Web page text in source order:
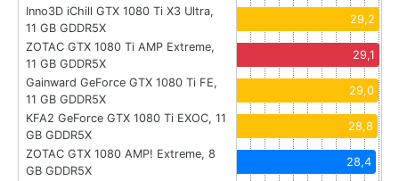
Inno3D iChill GTX 1080 Ti X3 Ultra,
11 GB GDDR5X
29,2
ZOTAC GTX 1080 Ti AMP Extreme,
11 GB GDDR5X
29,1
Gainward GeForce GTX 1080 Ti FE,
11 GB GDDR5X
29,0
KFA2 GeForce GTX 1080 Ti EXOC, 11
GB GDDR5X
28,8
ZOTAC GTX 1080 AMP! Extreme, 8
GB GDDR5X
28,4